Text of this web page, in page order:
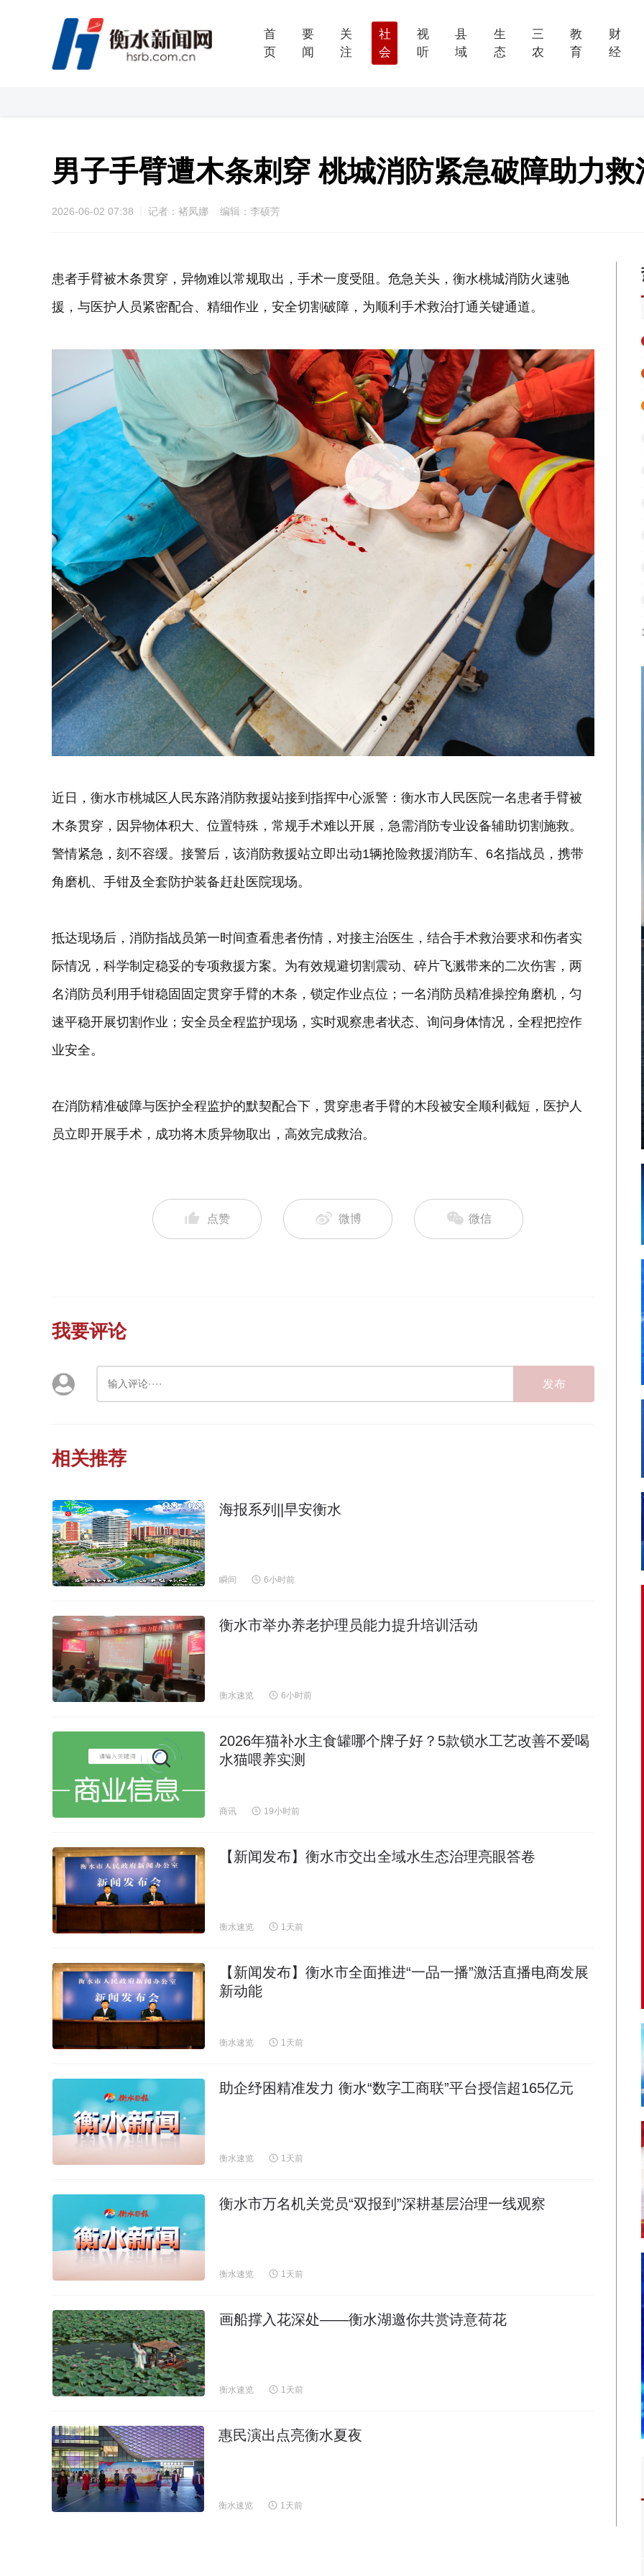
首
页
要
闻
关
注
社
会
视
听
县
域
生
态
三
农
教
育
财
经
男子手臂遭木条刺穿 桃城消防紧急破障助力救
2026-06-02 07:38 记者：褚凤娜 编辑：李硕芳
患者手臂被木条贯穿，异物难以常规取出，手术一度受阻。危急关头，衡水桃城消防火速驰
援，与医护人员紧密配合、精细作业，安全切割破障，为顺利手术救治打通关键通道。
近日，衡水市桃城区人民东路消防救援站接到指挥中心派警：衡水市人民医院一名患者手臂被
木条贯穿，因异物体积大、位置特殊，常规手术难以开展，急需消防专业设备辅助切割施救。
警情紧急，刻不容缓。接警后，该消防救援站立即出动1辆抢险救援消防车、6名指战员，携带
角磨机、手钳及全套防护装备赶赴医院现场。
抵达现场后，消防指战员第一时间查看患者伤情，对接主治医生，结合手术救治要求和伤者实
际情况，科学制定稳妥的专项救援方案。为有效规避切割震动、碎片飞溅带来的二次伤害，两
名消防员利用手钳稳固固定贯穿手臂的木条，锁定作业点位；一名消防员精准操控角磨机，匀
速平稳开展切割作业；安全员全程监护现场，实时观察患者状态、询问身体情况，全程把控作
业安全。
在消防精准破障与医护全程监护的默契配合下，贯穿患者手臂的木段被安全顺利截短，医护人
员立即开展手术，成功将木质异物取出，高效完成救治。
点赞 微博 微信
我要评论
发布
相关推荐
海报系列||早安衡水
瞬间 6小时前
衡水市举办养老护理员能力提升培训活动
衡水速览 6小时前
2026年猫补水主食罐哪个牌子好？5款锁水工艺改善不爱喝
水猫喂养实测
商讯 19小时前
【新闻发布】衡水市交出全域水生态治理亮眼答卷
衡水速览 1天前
【新闻发布】衡水市全面推进“一品一播”激活直播电商发展
新动能
衡水速览 1天前
助企纾困精准发力 衡水“数字工商联”平台授信超165亿元
衡水速览 1天前
衡水市万名机关党员“双报到”深耕基层治理一线观察
衡水速览 1天前
画船撑入花深处——衡水湖邀你共赏诗意荷花
衡水速览 1天前
惠民演出点亮衡水夏夜
衡水速览 1天前